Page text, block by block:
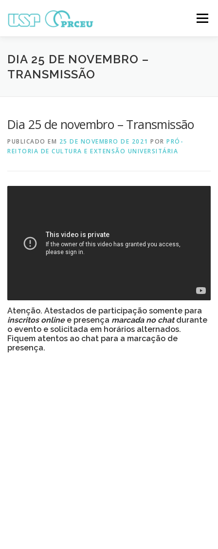
para
Menu
O CONGRESSO PARTICIPAÇÃO
NOTÍCIAS CONTATO
DIA 25 DE NOVEMBRO –
TRANSMISSÃO
Dia 25 de novembro – Transmissão
PUBLICADO EM 25 DE NOVEMBRO DE 2021 POR PRÓ-
REITORIA DE CULTURA E EXTENSÃO UNIVERSITÁRIA
Atenção. Atestados de participação somente para
inscritos onlinee presença marcada no chatdurante
o evento e solicitada em horários alternados.
Fiquem atentos ao chat para a marcação de
presença.